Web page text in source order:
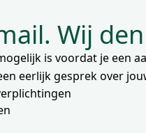
Wij
is voordat je een
eerlijk gesprek over